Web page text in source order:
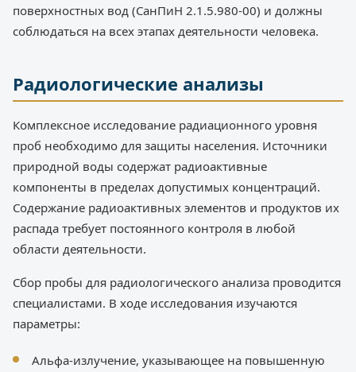
поверхностных вод (СанПиН 2.1.5.980-00) и должны
соблюдаться на всех этапах деятельности человека.
Радиологические анализы
Комплексное исследование радиационного уровня
проб необходимо для защиты населения. Источники
природной воды содержат радиоактивные
компоненты в пределах допустимых концентраций.
Содержание радиоактивных элементов и продуктов их
распада требует постоянного контроля в любой
области деятельности.
Сбор пробы для радиологического анализа проводится
специалистами. В ходе исследования изучаются
параметры:
Альфа-излучение, указывающее на повышенную